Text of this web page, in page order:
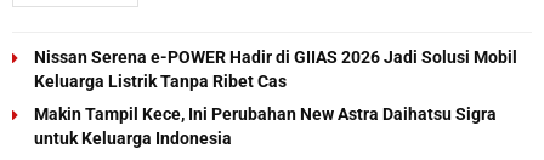
Nissan Serena e-POWER Hadir di GIIAS 2026 Jadi Solusi Mobil
Keluarga Listrik Tanpa Ribet Cas
Makin Tampil Kece, Ini Perubahan New Astra Daihatsu Sigra
untuk Keluarga Indonesia